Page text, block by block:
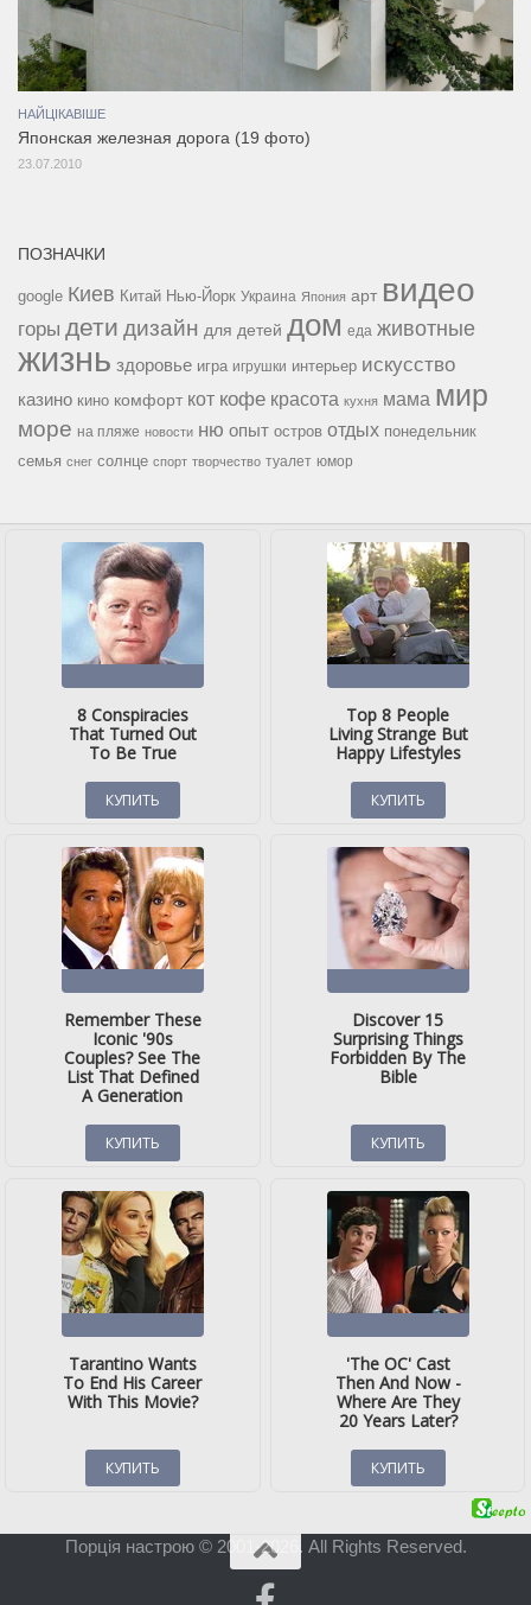
НАЙЦІКАВІШЕ
Японская железная дорога (19 фото)
23.07.2010
ПОЗНАЧКИ
google Киев Китай Нью-Йорк Украина Япония арт видео
горы дети дизайн для детей дом еда животные
жизнь здоровье игра игрушки интерьер искусство
казино кино комфорт кот кофе красота кухня мама мир
море на пляже новости ню опыт остров отдых понедельник
семья снег солнце спорт творчество туалет юмор
Порція настрою © 2001-2026. All Rights Reserved.